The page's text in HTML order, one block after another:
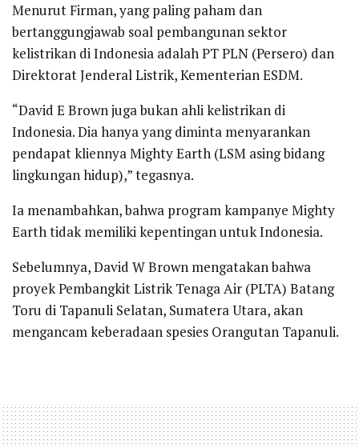
Menurut Firman, yang paling paham dan
bertanggungjawab soal pembangunan sektor
kelistrikan di Indonesia adalah PT PLN (Persero) dan
Direktorat Jenderal Listrik, Kementerian ESDM.
“David E Brown juga bukan ahli kelistrikan di
Indonesia. Dia hanya yang diminta menyarankan
pendapat kliennya Mighty Earth (LSM asing bidang
lingkungan hidup),” tegasnya.
Ia menambahkan, bahwa program kampanye Mighty
Earth tidak memiliki kepentingan untuk Indonesia.
Sebelumnya, David W Brown mengatakan bahwa
proyek Pembangkit Listrik Tenaga Air (PLTA) Batang
Toru di Tapanuli Selatan, Sumatera Utara, akan
mengancam keberadaan spesies Orangutan Tapanuli.